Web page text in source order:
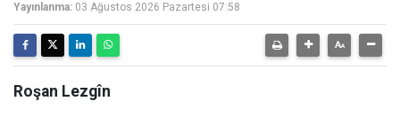
Yayınlanma: 03 Ağustos 2026 Pazartesi 07:58
Roşan Lezgîn